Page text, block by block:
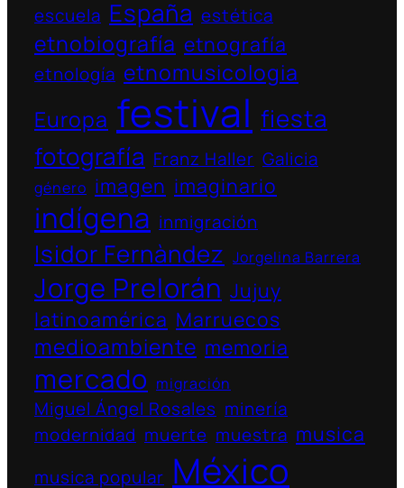
escuela España estética
etnobiografía etnografía
etnología etnomusicologia
Europa festival fiesta
fotografía Franz Haller Galicia
género imagen imaginario
indígena inmigración
Isidor Fernàndez Jorgelina Barrera
Jorge Prelorán Jujuy
latinoamérica Marruecos
medioambiente memoria
mercado migración
Miguel Ángel Rosales minería
modernidad muerte muestra musica
musica popular México